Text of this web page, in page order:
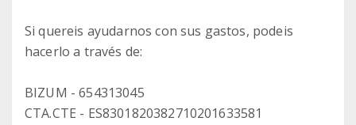
Si quereis ayudarnos con sus gastos, podeis
hacerlo a través de:
BIZUM - 654313045
CTA.CTE - ES8301820382710201633581